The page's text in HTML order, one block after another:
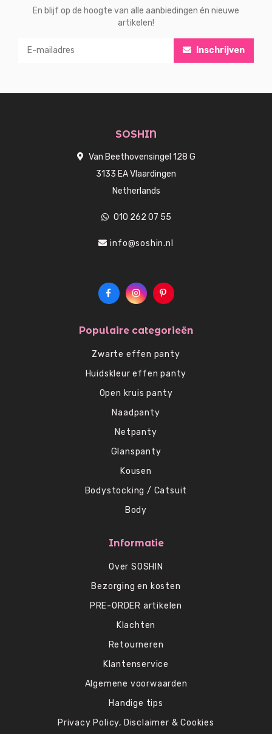
En blijf op de hoogte van alle aanbiedingen én nieuwe
artikelen!
Inschrijven
SOSHIN
Van Beethovensingel 128 G
3133 EA Vlaardingen
Netherlands
010 262 07 55
info@soshin.nl
Populaire categorieën
Zwarte effen panty
Huidskleur effen panty
Open kruis panty
Naadpanty
Netpanty
Glanspanty
Kousen
Bodystocking / Catsuit
Body
Informatie
Over SOSHIN
Bezorging en kosten
PRE-ORDER artikelen
Klachten
Retourneren
Klantenservice
Algemene voorwaarden
Handige tips
Privacy Policy, Disclaimer & Cookies